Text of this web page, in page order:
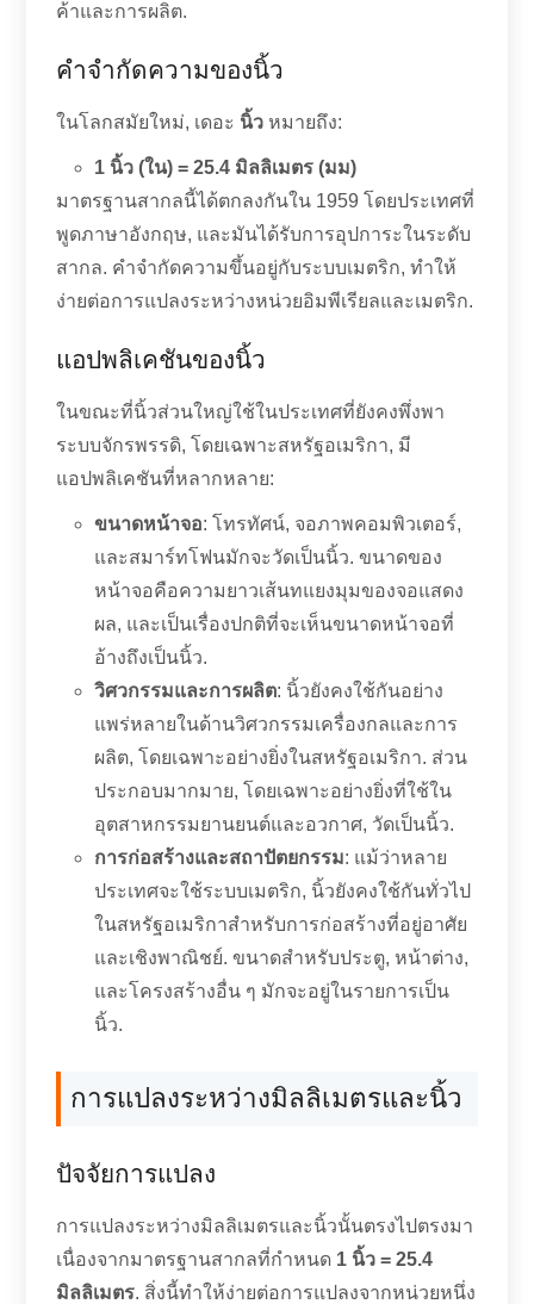
ค้าและการผลิต.
คำจำกัดความของนิ้ว
ในโลกสมัยใหม่, เดอะ นิ้ว หมายถึง:
1 นิ้ว (ใน) = 25.4 มิลลิเมตร (มม)
มาตรฐานสากลนี้ได้ตกลงกันใน 1959 โดยประเทศที่
พูดภาษาอังกฤษ, และมันได้รับการอุปการะในระดับ
สากล. คำจำกัดความขึ้นอยู่กับระบบเมตริก, ทำให้
ง่ายต่อการแปลงระหว่างหน่วยอิมพีเรียลและเมตริก.
แอปพลิเคชันของนิ้ว
ในขณะที่นิ้วส่วนใหญ่ใช้ในประเทศที่ยังคงพึ่งพา
ระบบจักรพรรดิ, โดยเฉพาะสหรัฐอเมริกา, มี
แอปพลิเคชันที่หลากหลาย:
ขนาดหน้าจอ: โทรทัศน์, จอภาพคอมพิวเตอร์,
และสมาร์ทโฟนมักจะวัดเป็นนิ้ว. ขนาดของ
หน้าจอคือความยาวเส้นทแยงมุมของจอแสดง
ผล, และเป็นเรื่องปกติที่จะเห็นขนาดหน้าจอที่
อ้างถึงเป็นนิ้ว.
วิศวกรรมและการผลิต: นิ้วยังคงใช้กันอย่าง
แพร่หลายในด้านวิศวกรรมเครื่องกลและการ
ผลิต, โดยเฉพาะอย่างยิ่งในสหรัฐอเมริกา. ส่วน
ประกอบมากมาย, โดยเฉพาะอย่างยิ่งที่ใช้ใน
อุตสาหกรรมยานยนต์และอวกาศ, วัดเป็นนิ้ว.
การก่อสร้างและสถาปัตยกรรม: แม้ว่าหลาย
ประเทศจะใช้ระบบเมตริก, นิ้วยังคงใช้กันทั่วไป
ในสหรัฐอเมริกาสำหรับการก่อสร้างที่อยู่อาศัย
และเชิงพาณิชย์. ขนาดสำหรับประตู, หน้าต่าง,
และโครงสร้างอื่น ๆ มักจะอยู่ในรายการเป็น
นิ้ว.
การแปลงระหว่างมิลลิเมตรและนิ้ว
ปัจจัยการแปลง
การแปลงระหว่างมิลลิเมตรและนิ้วนั้นตรงไปตรงมา
เนื่องจากมาตรฐานสากลที่กำหนด 1 นิ้ว = 25.4
มิลลิเมตร. สิ่งนี้ทำให้ง่ายต่อการแปลงจากหน่วยหนึ่ง